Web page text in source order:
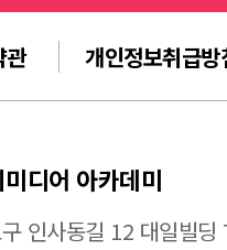
관 개인정보취급방
디어 아카데미
인사동길 12 대일빌딩